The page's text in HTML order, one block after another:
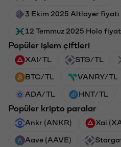
3 Ekim 2025 Altlayer fiyatı
12 Temmuz 2025 Holo
Popüler işlem çiftleri
XAI/TL STG/TL
BTC/TL VANRY/TL
ADA/TL HNT/TL
Popüler kripto paralar
Ankr (ANKR) Xai
Aave (AAVE)